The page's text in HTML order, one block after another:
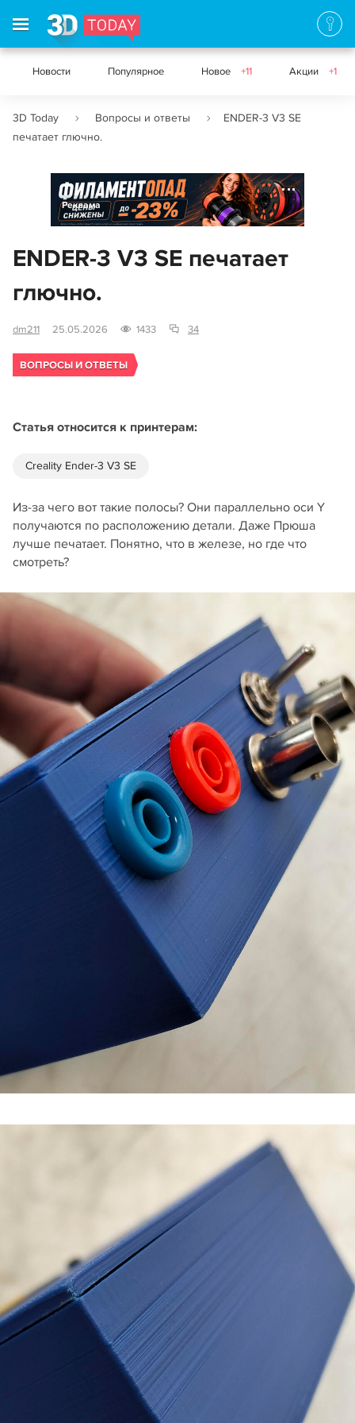
Новости Популярное Новое +11 Акции +1
3D Today Вопросы и ответы
ENDER-3 V3 SE
печатает глючно.
Реклама
ENDER-3 V3 SE печатает
глючно.
dm211 25.05.2026 1433 34
ВОПРОСЫ И ОТВЕТЫ
Статья относится к принтерам:
Creality Ender-3 V3 SE
Из-за чего вот такие полосы? Они параллельно оси Y
получаются по расположению детали. Даже Прюша
лучше печатает. Понятно, что в железе, но где что
смотреть?